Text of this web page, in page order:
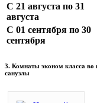
С 21 августа по 31
августа
С 01 сентября по 30
сентября
3. Комнаты эконом класса во
санузлы